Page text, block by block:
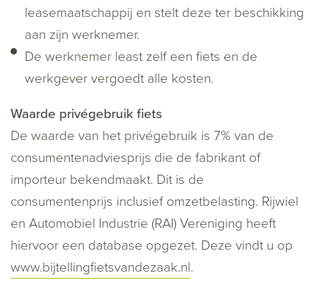
leasemaatschappij en stelt deze ter beschikking
aan zijn werknemer.
De werknemer least zelf een fiets en de
werkgever vergoedt alle kosten.
Waarde privégebruik fiets
De waarde van het privégebruik is 7% van de
consumentenadviesprijs die de fabrikant of
importeur bekendmaakt. Dit is de
consumentenprijs inclusief omzetbelasting. Rijwiel
en Automobiel Industrie (RAI) Vereniging heeft
hiervoor een database opgezet. Deze vindt u op
www.bijtellingfietsvandezaak.nl.